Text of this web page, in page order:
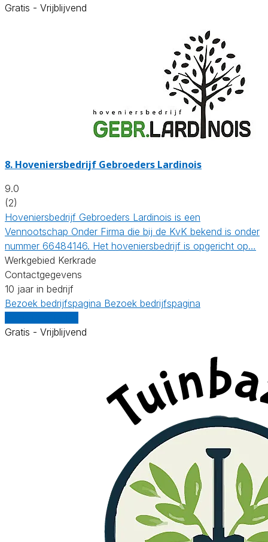
Gratis - Vrijblijvend
8. Hoveniersbedrijf Gebroeders Lardinois
9.0
(2)
Hoveniersbedrijf Gebroeders Lardinois is een
Vennootschap Onder Firma die bij de KvK bekend is onder
nummer 66484146. Het hoveniersbedrijf is opgericht op…
Werkgebied Kerkrade
Contactgegevens
10 jaar in bedrijf
Bezoek bedrijfspagina Bezoek bedrijfspagina
Gratis - Vrijblijvend